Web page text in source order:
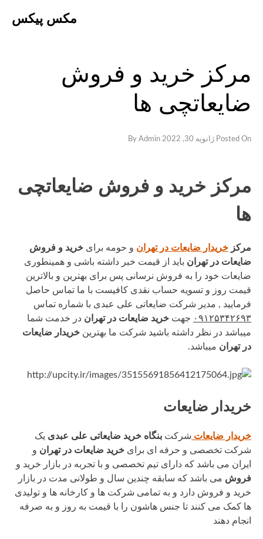
مکس پیکس
مرکز خرید و فروش
ضایعاتچی ها
Posted On ژانویه 30, 2022 Admin
مرکز خرید و فروش ضایعاتچی
ها
مرکز خریدار ضایعات در تهران و حومه برای خرید و فروش
ضایعات در تهران باید از قیمت خبر داشته باشی و همینطوری
ضایعات خود را به فروش نرسانی پس برای بهترین و بالاترین
قیمت روز و تسویه حساب نقدی کافیست با ما تماس حاصل
فرمایید , مدیر شرکت ضایعاتی علی عبدی با شماره تماس
۰۹۱۲۵۳۴۲۶۹۳ جهت خرید ضایعات در تهران در خدمت شما
میباشد در نظر داشته باشید شرکت ما بهترین خریدار ضایعات
در تهران میباشد.
خریدار ضایعات
خریدار ضایعات شرکت بنگاه خرید ضایعاتی علی عبدی یک
شرکت تخصصی و حرفه ای برای خرید ضایعات در تهران و
ایران می باشد که دارای تیم تخصصی و با تجربه در بازار خرید و
فروش می باشد که سابقه چندین سال و طولانی‌ مدت در بازار
خرید و فروش دارد و به تمامی شرکت ها و کارخانه ها و تولیدی
ها کمک می کنند تا جنس هاشون را با قیمت به روز و به صرفه
انجام دهند